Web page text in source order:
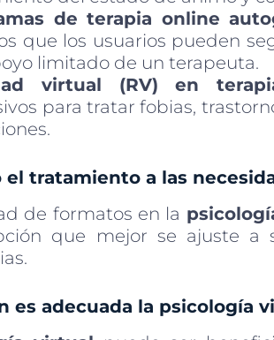
de terapia online
que los usuarios pueden
limitado de un terapeuta.
virtual (RV) en
para tratar fobias,
el tratamiento a las
de formatos en la
que mejor se ajuste a
es adecuada la psicología